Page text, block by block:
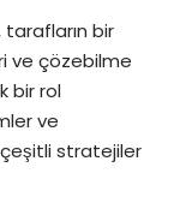
bir
ve çözebilme
bir rol
ve
stratejiler